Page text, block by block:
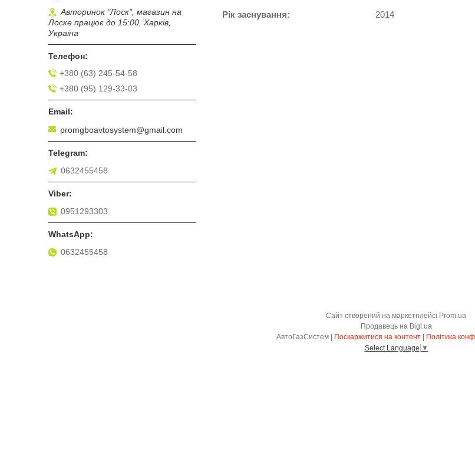
Рік заснування: 2014
Авторинок "Лоск", магазин на
Лоске працює до 15:00, Харків,
Україна
+380 (63) 245-54-58
+380 (95) 129-33-03
promgboavtosystem@gmail.com
0632455458
0951293303
0632455458
Сайт створений на маркетплейсі Prom.ua
Продавець на Bigl.ua
АвтоГазСистем | Поскаржитися на контент | Політика
Select Language ▼